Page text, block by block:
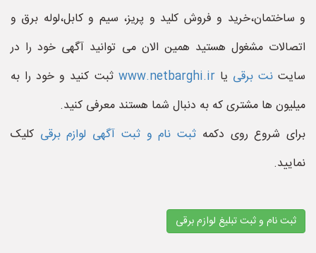
و ساختمان،خرید و فروش کلید و پریز، سیم و کابل،لوله برق و
اتصالات مشغول هستید همین الان می توانید آگهی خود را در
سایتنت برقییاwww.netbarghi.irثبت کنید و خود را به
میلیون ها مشتری که به دنبال شما هستند معرفی کنید.
برای شروع روی دکمهثبت نام و ثبت آگهی لوازم برقیکلیک
نمایید.
ثبت نام و ثبت تبلیغ لوازم برقی